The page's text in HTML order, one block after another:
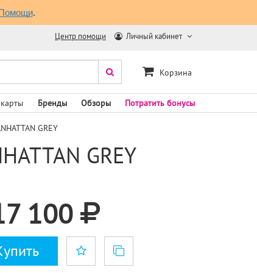
.
Центр помощи Личный кабинет
Корзина
Бренды Обзоры Потратить бонусы
GREY
GREY
100